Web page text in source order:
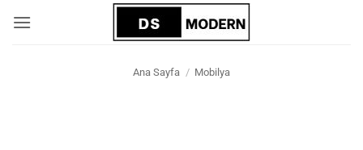
atla
Ana Sayfa / Mobilya